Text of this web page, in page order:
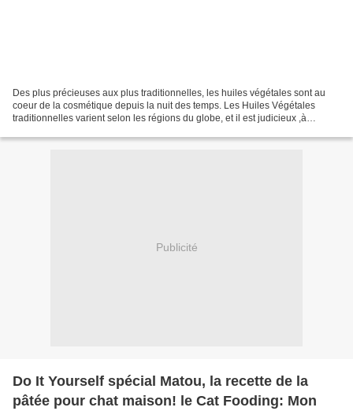
Des plus précieuses aux plus traditionnelles, les huiles végétales sont au
coeur de la cosmétique depuis la nuit des temps. Les Huiles Végétales
traditionnelles varient selon les régions du globe, et il est judicieux ,à
Publicité
Do It Yourself spécial Matou, la recette de la
pâtée pour chat maison! le Cat Fooding: Mon